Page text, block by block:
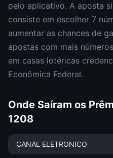
pelo aplicativo. A aposta
consiste em escolher 7
aumentar as chances de
apostas com mais
em casas lotéricas
Econômica Federal.
Onde Saíram os
1208
CANAL ELETRONICO